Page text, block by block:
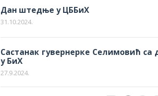
Дан штедње у ЦББиХ
31.10.2024.
Састанак гувернерке Селимовић
у БиХ
27.9.2024.